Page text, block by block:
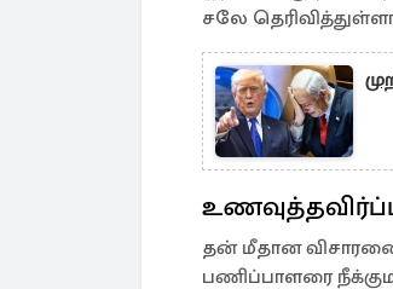
சலே
தன் மீதான
பணிப்பாளரை